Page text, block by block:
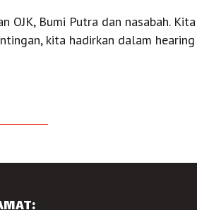
OJK, Bumi Putra dan nasabah.
kita hadirkan dalam